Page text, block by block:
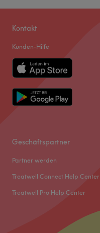
Kontakt
Kunden-Hilfe
Geschäftspartner
Partner werden
Treatwell Connect Help Center
Treatwell Pro Help Center